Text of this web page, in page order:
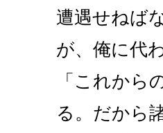
遭遇せねば
が、俺に代
「これから
る。だから